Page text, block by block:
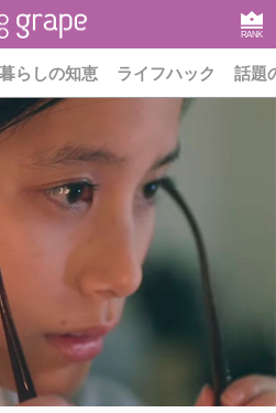
RANK
暮らしの知恵 ライフハック 話題